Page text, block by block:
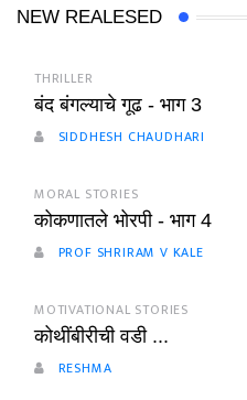
NEW REALESED
THRILLER
बंद बंगल्याचे गूढ - भाग 3
SIDDHESH CHAUDHARI
MORAL STORIES
कोकणातले भोरपी - भाग 4
PROF SHRIRAM V KALE
MOTIVATIONAL STORIES
कोथींबीरीची वडी ...
RESHMA